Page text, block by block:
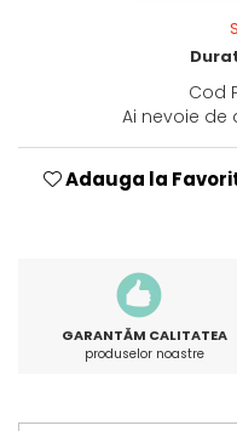
Cod
Ai nevoie de
Adauga la
GARANTĂM CALITATEA
produselor noastre